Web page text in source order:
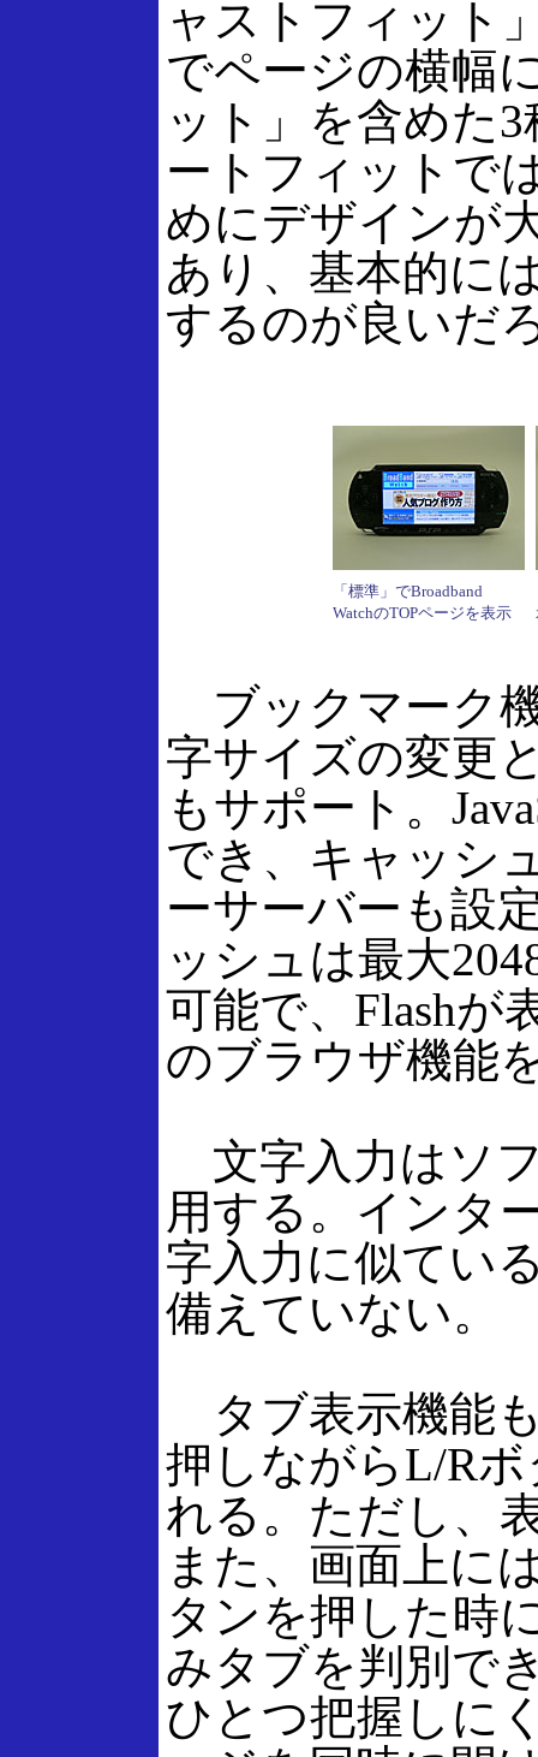
ャストフィット
でページの横幅
ット」を含めた
ートフィットで
めにデザインが
あり、基本的に
するのが良いだ
「標準」でBroadband
WatchのTOPページを表示
ブックマーク
字サイズの変更
もサポート。
でき、キャッシ
ーサーバーも設
ッシュは最大
可能で、Flashが
のブラウザ機能
文字入力はソ
用する。インタ
字入力に似てい
備えていない。
タブ表示機能
押しながらL/R
れる。ただし、
また、画面上に
タンを押した時
みタブを判別で
ひとつ把握しに